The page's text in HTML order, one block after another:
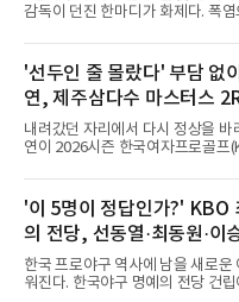
감독이 던진 한마디가 화제다. 폭
독은 단순히 더위를 이야기하지 않
폭염, 부상 등 변수가 늘어나는 현
팀당 144경기 체제가 과연 지속 가
을 던졌다.물론 144경기가 세계적
많은 숫자는 아니다. 메이저리그는
기, 일본프로야구도 143~144경기
자만 놓고 보면 KBO가 유난히 혹사
비교하기 어려울 정도로 폭염이 길
지고 있다. 여기에 장마, 이
'선두인 줄 몰랐다' 부담 없
연, 제주삼다수 마스터스
두
내려갔던 자리에서 다시 정상을 바
연이 2026시즌 한국여자프로골프
억 원, 우승상금 1억8000만 원) 2
독 선두로 도약했다.강채연은 7일
포의 테디밸리 골프앤리조트(파
라운드에서 버디 5개와 보기 1개를
파 68타를 쳤다. 중간합계 9언더파
날 공동 4위에서 선두로 올라섰다.
룹(8언더파 136타)과는 한 타 차다.
'이 5명이 정답인가?' KBO
의 전당, 선동열·최동원·이
우·김응용을 둘러싼 논쟁
한국 프로야구 역사에 남을 새로운
워진다. 한국야구 명예의 전당 건